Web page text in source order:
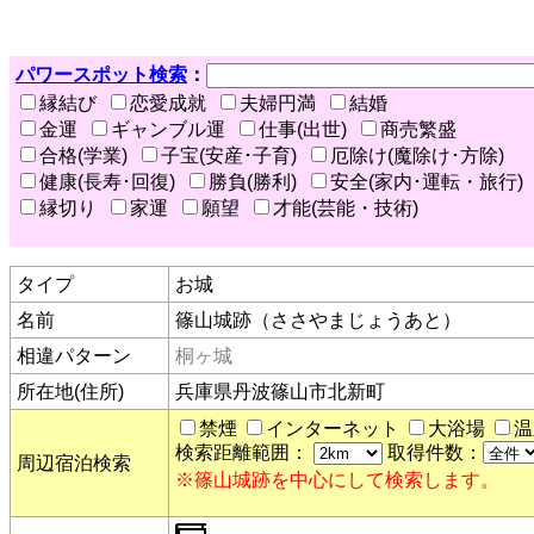
パワースポット検索 ：
縁結び
恋愛成就 夫婦円満
結婚
金運
ギャンブル運 仕事(出世)
商売繁盛
合格(学業)
子宝(安産･子育)
厄除け(魔除け･方除)
健康(長寿･回復)
勝負(勝利)
安全(家内･運転・旅行)
縁切り
家運 願望 才能(芸能・技術)
タイプ
お城
名前
篠山城跡（ささやまじょうあと）
相違パターン
桐ヶ城
所在地(住所)
兵庫県丹波篠山市北新町
周辺宿泊検索
禁煙 インターネット 大浴場
検索距離範囲：
取得件数：
※篠山城跡を中心にして検索します。